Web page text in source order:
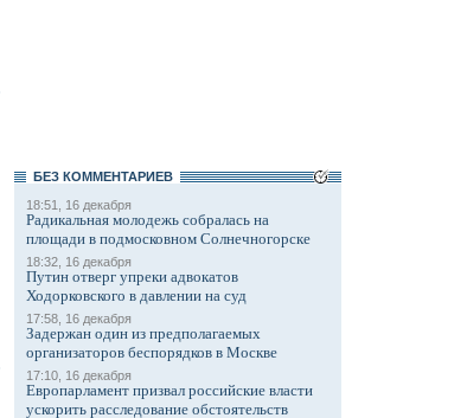
БЕЗ КОМMЕНТАРИЕВ
18:51, 16 декабря
Радикальная молодежь собралась на
площади в подмосковном Солнечногорске
18:32, 16 декабря
Путин отверг упреки адвокатов
Ходорковского в давлении на суд
17:58, 16 декабря
Задержан один из предполагаемых
организаторов беспорядков в Москве
17:10, 16 декабря
Европарламент призвал российские власти
ускорить расследование обстоятельств